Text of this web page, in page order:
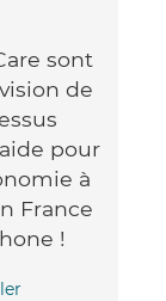
sont
de
pour
à
France
!